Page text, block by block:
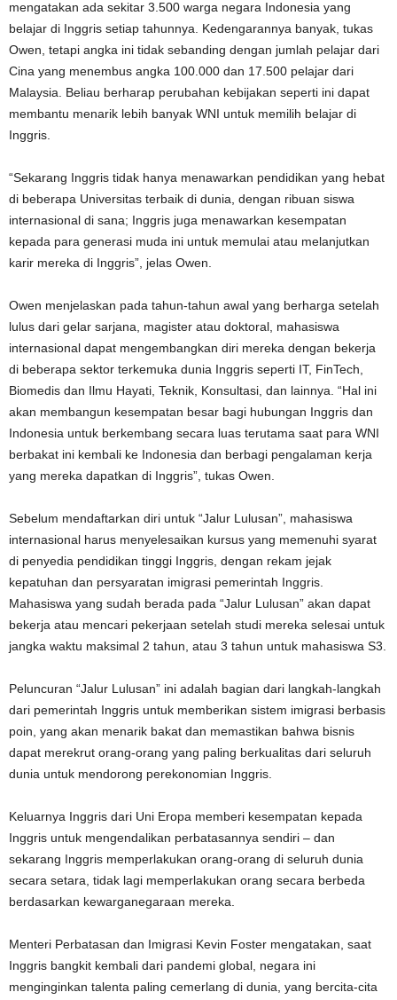
mengatakan ada sekitar 3.500 warga negara Indonesia yang
belajar di Inggris setiap tahunnya. Kedengarannya banyak, tukas
Owen, tetapi angka ini tidak sebanding dengan jumlah pelajar dari
Cina yang menembus angka 100.000 dan 17.500 pelajar dari
Malaysia. Beliau berharap perubahan kebijakan seperti ini dapat
membantu menarik lebih banyak WNI untuk memilih belajar di
Inggris.
“Sekarang Inggris tidak hanya menawarkan pendidikan yang hebat
di beberapa Universitas terbaik di dunia, dengan ribuan siswa
internasional di sana; Inggris juga menawarkan kesempatan
kepada para generasi muda ini untuk memulai atau melanjutkan
karir mereka di Inggris”, jelas Owen.
Owen menjelaskan pada tahun-tahun awal yang berharga setelah
lulus dari gelar sarjana, magister atau doktoral, mahasiswa
internasional dapat mengembangkan diri mereka dengan bekerja
di beberapa sektor terkemuka dunia Inggris seperti IT, FinTech,
Biomedis dan Ilmu Hayati, Teknik, Konsultasi, dan lainnya. “Hal ini
akan membangun kesempatan besar bagi hubungan Inggris dan
Indonesia untuk berkembang secara luas terutama saat para WNI
berbakat ini kembali ke Indonesia dan berbagi pengalaman kerja
yang mereka dapatkan di Inggris”, tukas Owen.
Sebelum mendaftarkan diri untuk “Jalur Lulusan”, mahasiswa
internasional harus menyelesaikan kursus yang memenuhi syarat
di penyedia pendidikan tinggi Inggris, dengan rekam jejak
kepatuhan dan persyaratan imigrasi pemerintah Inggris.
Mahasiswa yang sudah berada pada “Jalur Lulusan” akan dapat
bekerja atau mencari pekerjaan setelah studi mereka selesai untuk
jangka waktu maksimal 2 tahun, atau 3 tahun untuk mahasiswa S3.
Peluncuran “Jalur Lulusan” ini adalah bagian dari langkah-langkah
dari pemerintah Inggris untuk memberikan sistem imigrasi berbasis
poin, yang akan menarik bakat dan memastikan bahwa bisnis
dapat merekrut orang-orang yang paling berkualitas dari seluruh
dunia untuk mendorong perekonomian Inggris.
Keluarnya Inggris dari Uni Eropa memberi kesempatan kepada
Inggris untuk mengendalikan perbatasannya sendiri – dan
sekarang Inggris memperlakukan orang-orang di seluruh dunia
secara setara, tidak lagi memperlakukan orang secara berbeda
berdasarkan kewarganegaraan mereka.
Menteri Perbatasan dan Imigrasi Kevin Foster mengatakan, saat
Inggris bangkit kembali dari pandemi global, negara ini
menginginkan talenta paling cemerlang di dunia, yang bercita-cita